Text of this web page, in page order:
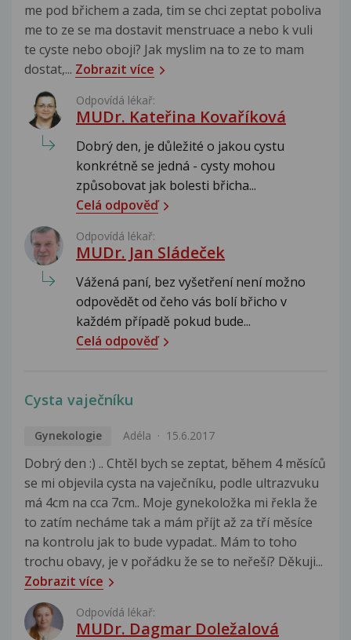
me pod břichem a zada, tim se chci zeptat poboliva
me to ze se ma dostavit menstruace a nebo k vuli
te cyste nebo oboji? Jak myslim na to ze to mam
dostat,... Zobrazit více
Odpovídá lékař:
MUDr. Kateřina Kovaříková
Dobrý den, je důležité o jakou cystu
konkrétně se jedná - cysty mohou
způsobovat jak bolesti břicha...
Celá odpověď
Odpovídá lékař:
MUDr. Jan Sládeček
Vážená paní, bez vyšetření není možno
odpovědět od čeho vás bolí břicho v
každém případě pokud bude...
Celá odpověď
Cysta vaječníku
Gynekologie Adéla 15.6.2017
Dobrý den :) .. Chtěl bych se zeptat, během 4 měsíců
se mi objevila cysta na vaječníku, podle ultrazvuku
má 4cm na cca 7cm.. Moje gynekoložka mi řekla že
to zatím necháme tak a mám příjt až za tří měsíce
na kontrolu jak to bude vypadat.. Mám to toho
trochu obavy, je v pořádku že se to neřeší? Děkuji...
Zobrazit více
Odpovídá lékař:
MUDr. Dagmar Doležalová